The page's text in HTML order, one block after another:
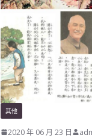
其他
2020 年 06 月 23 日